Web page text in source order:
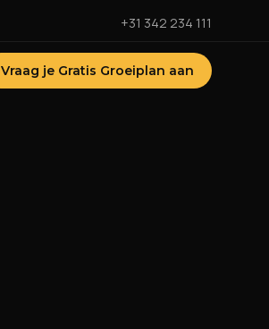
+31 342 234 111
Vraag je Gratis Groeiplan aan